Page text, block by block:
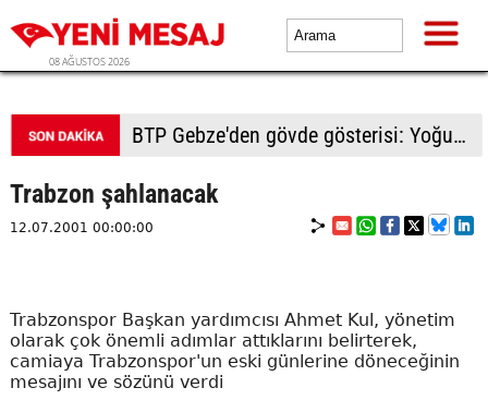
08 AĞUSTOS 2026
BTP Kocaeli'den Darıca çıkarması: Esnaf ve derneklerden yoğun ilgi
Trabzon şahlanacak
12.07.2001 00:00:00
Trabzonspor Başkan yardımcısı Ahmet Kul, yönetim
olarak çok önemli adımlar attıklarını belirterek,
camiaya Trabzonspor'un eski günlerine döneceğinin
mesajını ve sözünü verdi